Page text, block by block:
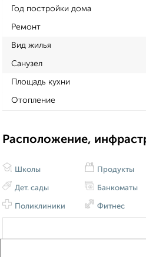
Год постройки дома
Ремонт
Вид жилья
Санузел
Площадь кухни
Отопление
Расположение,
Школы
Дет. сады
Поликлиники
Продукты
Банкоматы
Фитнес